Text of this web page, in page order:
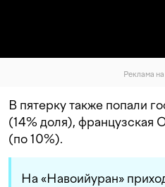
Реклама
В пятерку также попали
(14% доля), французская
(по 10%).
На «Навоийуран»